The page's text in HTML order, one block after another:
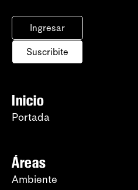
Ingresar
Suscribite
Inicio
Portada
Áreas
Ambiente